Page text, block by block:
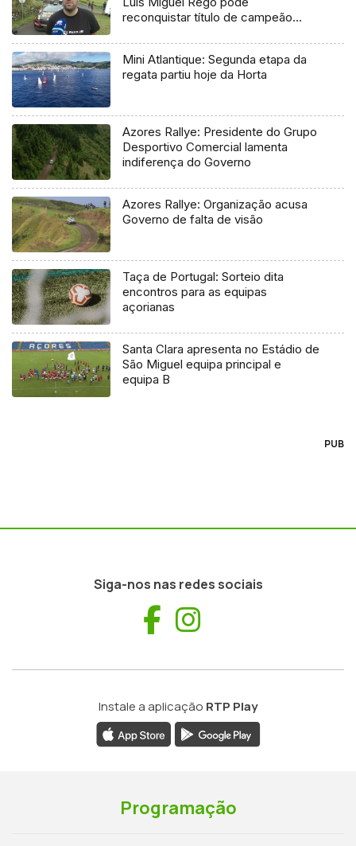
reconquistar título de campeão
Mini Atlantique: Segunda etapa da
regata partiu hoje da Horta
Azores Rallye: Presidente do Grupo
Desportivo Comercial lamenta
indiferença do Governo
Azores Rallye: Organização acusa
Governo de falta de visão
Taça de Portugal: Sorteio dita
encontros para as equipas
açorianas
Santa Clara apresenta no Estádio de
São Miguel equipa principal e
equipa B
PUB
Siga-nos nas redes sociais
Facebook
Instale a aplicação RTP Play
Programação